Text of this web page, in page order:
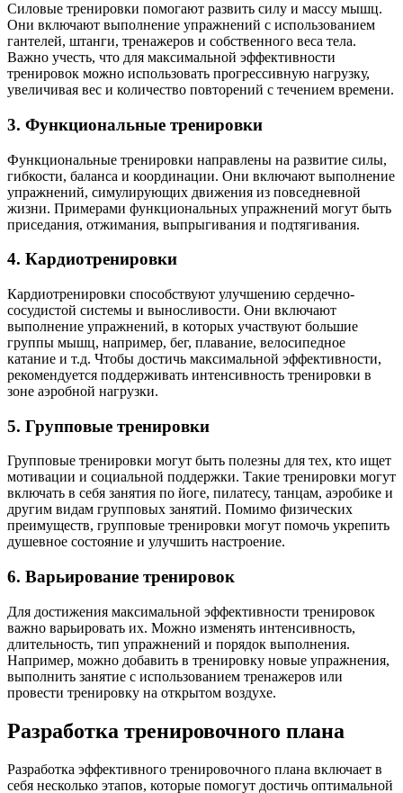
Силовые тренировки помогают развить силу и массу мышц.
Они включают выполнение упражнений с использованием
гантелей, штанги, тренажеров и собственного веса тела.
Важно учесть, что для максимальной эффективности
тренировок можно использовать прогрессивную нагрузку,
увеличивая вес и количество повторений с течением времени.
3. Функциональные тренировки
Функциональные тренировки направлены на развитие силы,
гибкости, баланса и координации. Они включают выполнение
упражнений, симулирующих движения из повседневной
жизни. Примерами функциональных упражнений могут быть
приседания, отжимания, выпрыгивания и подтягивания.
4. Кардиотренировки
Кардиотренировки способствуют улучшению сердечно-
сосудистой системы и выносливости. Они включают
выполнение упражнений, в которых участвуют большие
группы мышц, например, бег, плавание, велосипедное
катание и т.д. Чтобы достичь максимальной эффективности,
рекомендуется поддерживать интенсивность тренировки в
зоне аэробной нагрузки.
5. Групповые тренировки
Групповые тренировки могут быть полезны для тех, кто ищет
мотивации и социальной поддержки. Такие тренировки могут
включать в себя занятия по йоге, пилатесу, танцам, аэробике и
другим видам групповых занятий. Помимо физических
преимуществ, групповые тренировки могут помочь укрепить
душевное состояние и улучшить настроение.
6. Варьирование тренировок
Для достижения максимальной эффективности тренировок
важно варьировать их. Можно изменять интенсивность,
длительность, тип упражнений и порядок выполнения.
Например, можно добавить в тренировку новые упражнения,
выполнить занятие с использованием тренажеров или
провести тренировку на открытом воздухе.
Разработка тренировочного плана
Разработка эффективного тренировочного плана включает в
себя несколько этапов, которые помогут достичь оптимальной